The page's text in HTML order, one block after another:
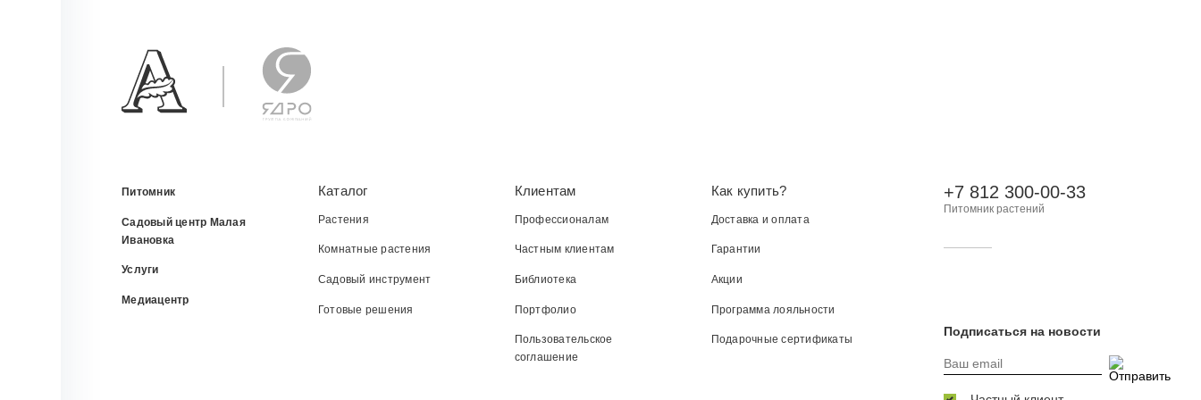
Питомник
Садовый центр Малая
Ивановка
Услуги
Медиацентр
Каталог
Растения
Комнатные растения
Садовый инструмент
Готовые решения
Клиентам
Профессионалам
Частным клиентам
Библиотека
Портфолио
Пользовательское
соглашение
Как купить?
Доставка и оплата
Гарантии
Акции
Программа лояльности
Подарочные сертификаты
+7 812 300-00-33
Питомник растений
Подписаться на новости